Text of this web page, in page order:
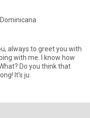
always to greet you with
with me. I know how
Do you think that
It's ju